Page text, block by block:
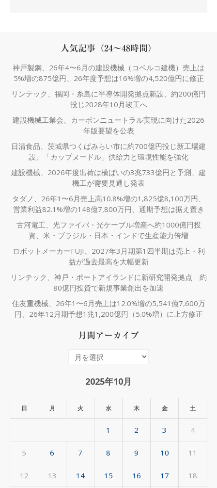
人気記事（24～48時間）
神戸製鋼、26年4〜6月の建設機械（コベルコ建機）売上は
5%増の875億円、26年度予想は16%増の4,520億円に修正
リンテック、福岡・糸島に半導体開発拠点新設、約200億円
投じ2028年10月竣工へ
建設機械工業会、カーボンニュートラル実現に向けた2026
年版要望を公表
日清食品、茨城県つくばみらい市に約700億円投じ新工場建
設、「カップヌードル」供給力と環境性能を強化
建設機械、2026年度出荷は横ばいの3兆733億円と予測、建
機工が需要見通し発表
タダノ、26年1〜6月売上高10.8%増の1,825億8,100万円、
営業利益82.1%増の148億7,800万円、通期予想は据え置き
古河電工、光ファイバ・光ケーブル増産へ約1000億円投
資、米・ブラジル・日本・インドで生産能力倍増
ロボットメーカーFUJI、2027年3月期第1四半期は売上・利
益が過去最高を大幅更新
リンテック、神戸・ポートアイランドに新研究開発拠点 約
80億円投資で新規事業創出を加速
住友重機械、26年1〜6月売上は12.0%増の5,541億7,600万
円、26年12月期予想1兆1,200億円（5.0%増）に上方修正
月間アーカイブ
イ
2025年10月
日 月 火 水 木 金 土
1 2 3 4
5 6 7 8 9 10 11
12 13 14 15 16 17 18